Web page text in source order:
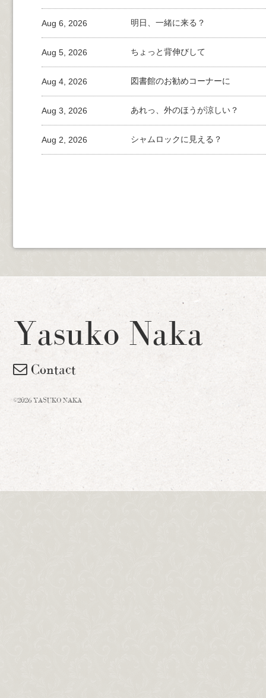
明日、一緒に来る？
Aug 6, 2026
ちょっと背伸びして
Aug 5, 2026
図書館のお勧めコーナーに
Aug 4, 2026
あれっ、外のほうが涼しい？
Aug 3, 2026
シャムロックに見える？
Aug 2, 2026
Yasuko Naka
Contact
©2026 YASUKO NAKA